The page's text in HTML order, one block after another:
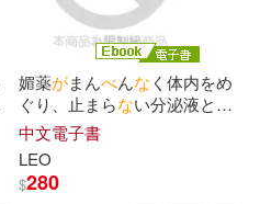
媚薬がまんべんな く体内をめ
ぐり、止まらない分泌液と感
じまくる肥大クリ
っ!!制御不能のシースルーオイ
ルスキンマッサージ
Episode.01 (電子書)
中文電子書
LEO
$280